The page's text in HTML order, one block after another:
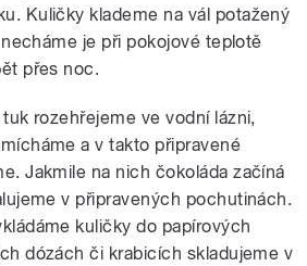
Kuličky klademe na vál potažený
je při pokojové teplotě
přes noc.
rozehřejeme ve vodní lázni,
a v takto připravené
Jakmile na nich čokoláda začíná
v připravených pochutinách.
kuličky do papírových
dózách či krabicích skladujeme v